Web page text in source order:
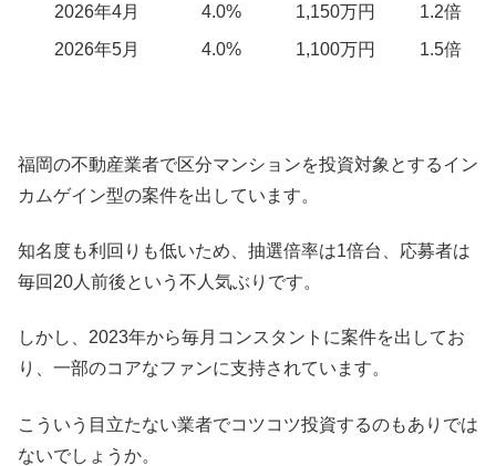
2026年4月
4.0% 1,150万円
1.2倍
2026年5月
4.0% 1,100万円 1.5倍
福岡の不動産業者で区分マンションを投資対象とするイン
カムゲイン型の案件を出しています。
知名度も利回りも低いため、抽選倍率は1倍台、応募者は
毎回20人前後という不人気ぶりです。
しかし、2023年から毎月コンスタントに案件を出してお
り、一部のコアなファンに支持されています。
こういう目立たない業者でコツコツ投資するのもありでは
ないでしょうか。